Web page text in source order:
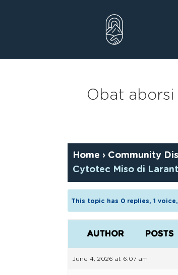
Obat
Home › Community
Cytotec Miso di
This topic has 0 replies, 1
AUTHOR POSTS
June 4, 2026 at 6:07 am